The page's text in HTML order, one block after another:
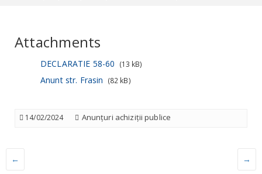
Attachments
DECLARATIE 58-60 (13 kB)
Anunt str. Frasin (82 kB)
14/02/2024 Anunțuri achiziții publice
← →